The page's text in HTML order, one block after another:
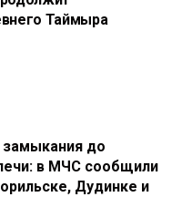
Таймыра
до
в МЧС сообщили
Дудинке и